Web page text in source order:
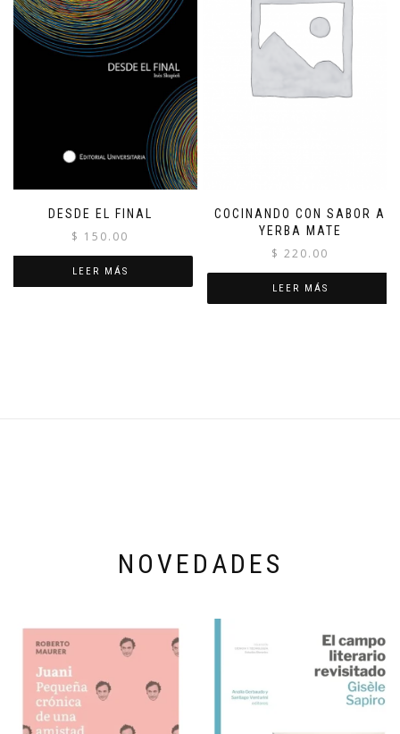
DESDE EL FINAL
$ 150.00
LEER MÁS
COCINANDO CON SABOR A
YERBA MATE
$ 220.00
LEER MÁS
NOVEDADES